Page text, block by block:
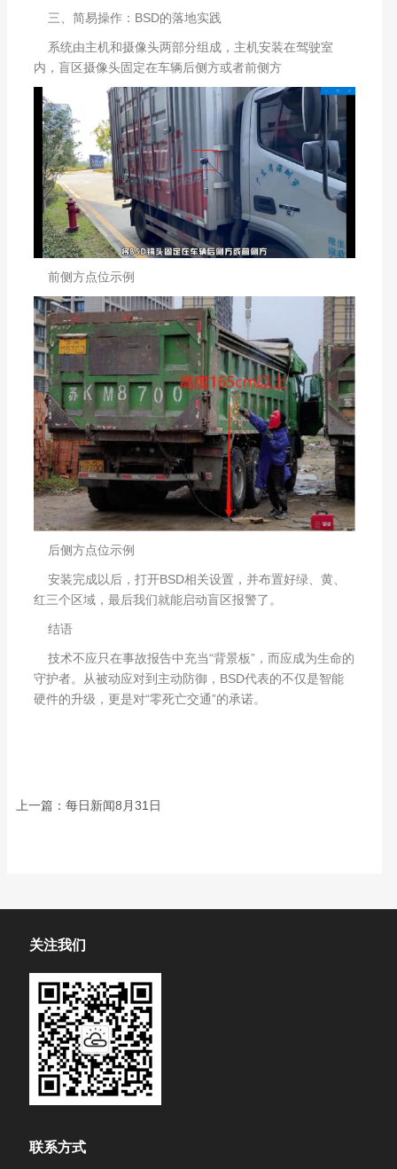
三、简易操作：BSD的落地实践
系统由主机和摄像头两部分组成，主机安装在驾驶室
内，盲区摄像头固定在车辆后侧方或者前侧方
前侧方点位示例
后侧方点位示例
安装完成以后，打开BSD相关设置，并布置好绿、黄、
红三个区域，最后我们就能启动盲区报警了。
结语
技术不应只在事故报告中充当“背景板”，而应成为生命的
守护者。从被动应对到主动防御，BSD代表的不仅是智能
硬件的升级，更是对“零死亡交通”的承诺。
上一篇： 每日新闻8月31日
关注我们
联系方式